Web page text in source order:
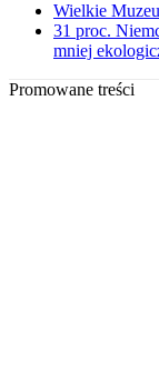
Wielkie
31 proc.
mniej
Promowane treści